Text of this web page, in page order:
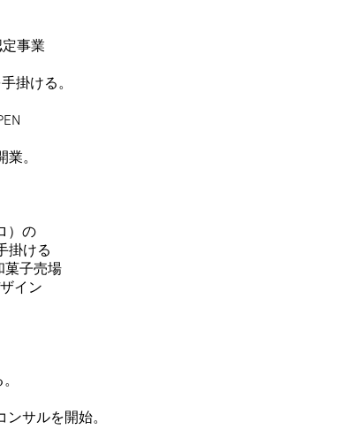
事業
ける。
。
の
ける
子売場
イン
ルを開始。